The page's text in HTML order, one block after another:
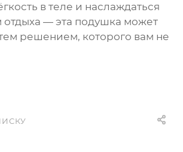
в теле и наслаждаться
— эта подушка может
решением, которого вам не